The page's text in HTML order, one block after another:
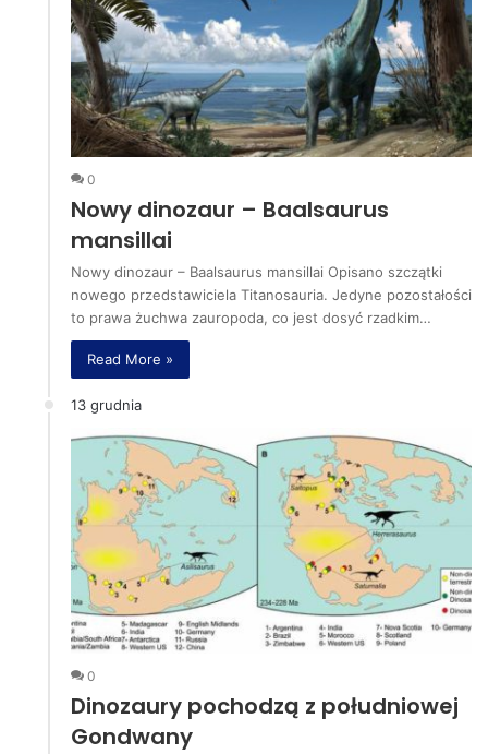
0
Nowy dinozaur – Baalsaurus
mansillai
Nowy dinozaur – Baalsaurus mansillai Opisano szczątki
nowego przedstawiciela Titanosauria. Jedyne pozostałości
to prawa żuchwa zauropoda, co jest dosyć rzadkim…
Read More »
13 grudnia
0
Dinozaury pochodzą z południowej
Gondwany